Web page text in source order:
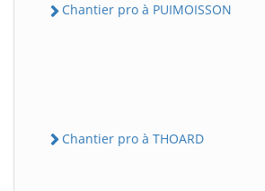
Chantier pro à PUIMOISSON
Chantier pro à THOARD